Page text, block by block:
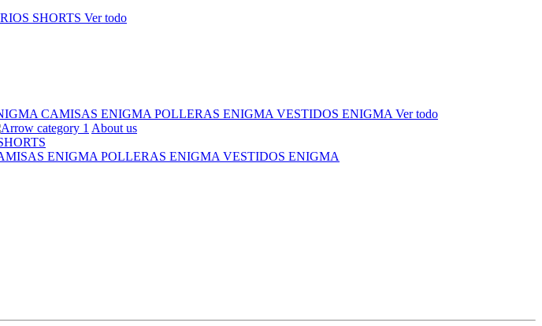
SHORTS Ver todo
CAMISAS ENIGMA POLLERAS ENIGMA VESTIDOS ENIGMA Ver todo
About us
ENIGMA POLLERAS ENIGMA VESTIDOS ENIGMA